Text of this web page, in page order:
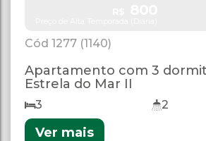
1277 (1140)
Apartamento com 3
Estrela do Mar II
3 2
Ver mais